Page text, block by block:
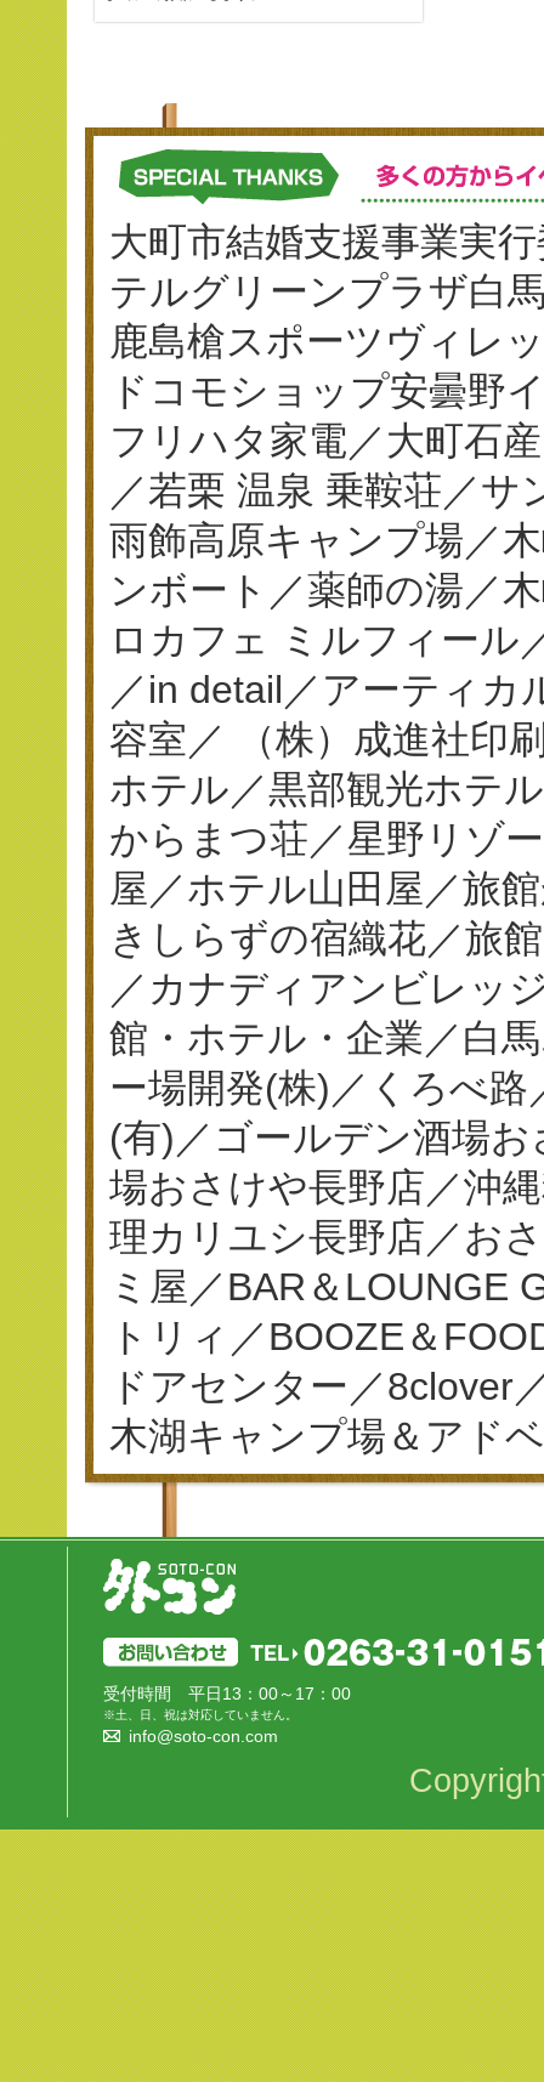
大町市結婚支援事業実
テルグリーンプラザ白
鹿島槍スポーツヴィレ
ドコモショップ安曇野
フリハタ家電／大町石
／若栗 温泉 乗鞍荘／
雨飾高原キャンプ場／
ンボート／薬師の湯／
ロカフェ ミルフィール
／in detail／アーティカ
容室／ （株）成進社印
ホテル／黒部観光ホテ
からまつ荘／星野リゾ
屋／ホテル山田屋／旅
きしらずの宿織花／旅
／カナディアンビレッ
館・ホテル・企業／白
ー場開発(株)／くろべ
(有)／ゴールデン酒場
場おさけや長野店／沖
理カリユシ長野店／お
ミ屋／BAR＆LOUNGE
トリィ／BOOZE＆
ドアセンター／8clover
木湖キャンプ場＆アド
受付時間 平日13：00～17：00
※土、日、祝は対応していません。
info@soto-con.com